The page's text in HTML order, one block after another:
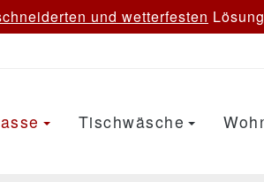
und wetterfesten
Tischwäsche